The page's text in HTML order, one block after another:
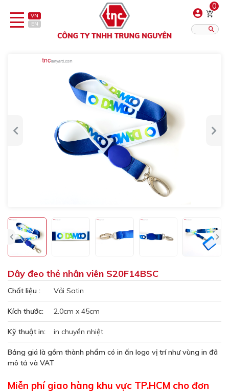
VN
EN
0
Dây đeo thẻ nhân viên S20F14BSC
Chất liệu : Vải Satin
Kích thước: 2.0cm x 45cm
Kỹ thuật in: in chuyển nhiệt
Bảng giá là gồm thành phẩm có in ấn logo vị trí như vùng in đã
mô tả và VAT
Miễn phí giao hàng khu vực TP.HCM cho đơn